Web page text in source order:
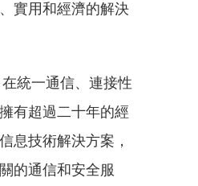
實用和經濟的解決
在統一通信、連接性
有超過二十年的經
息技術解決方案，
的通信和安全服